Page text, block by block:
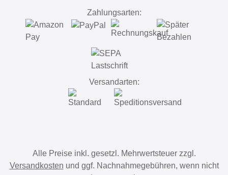
Zahlungsarten:
Versandarten:
Alle Preise inkl. gesetzl. Mehrwertsteuer zzgl.
Versandkosten und ggf. Nachnahmegebühren, wenn nicht